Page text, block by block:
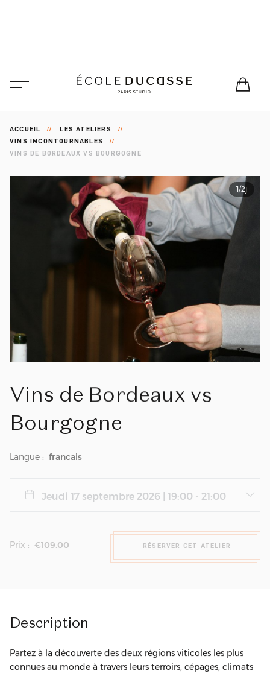
ACCUEIL
LES ATELIERS
VINS INCONTOURNABLES
VINS DE BORDEAUX VS BOURGOGNE
1/2j
Vins de Bordeaux vs
Bourgogne
Langue : francais
Prix : €109.00 RÉSERVER CET ATELIER
Description
Partez à la découverte des deux régions viticoles les plus
connues au monde à travers leurs terroirs, cépages, climats